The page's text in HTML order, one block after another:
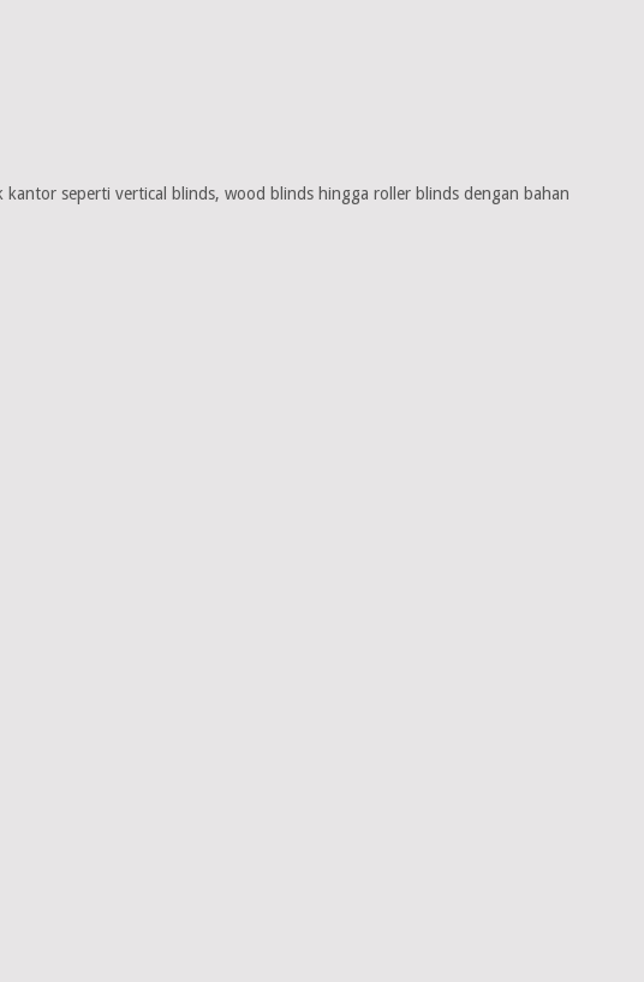
seperti vertical blinds, wood blinds hingga roller blinds dengan bahan